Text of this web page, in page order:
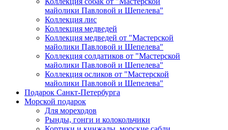
майолики Павловой и Шепелева"
Коллекция лис
Коллекция медведей
Коллекция медведей от "Мастерской
майолики Павловой и Шепелева"
Коллекция солдатиков от "Мастерской
майолики Павловой и Шепелева"
Коллекция осликов от "Мастерской
майолики Павловой и Шепелева"
Подарок Санкт-Петербурга
Морской подарок
Для мореходов
Рынды, гонги и колокольчики